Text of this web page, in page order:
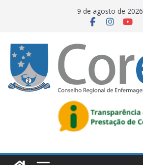
9 de agosto de 2026